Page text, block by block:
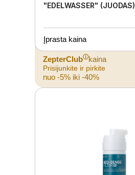
"EDELWASSER" (JUODAS)
Įprasta kaina
ZepterClubⓘkaina
Prisijunkite ir pirkite
nuo -5% iki -40%